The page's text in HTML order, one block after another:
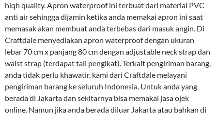
hiqh quality. Apron waterproof ini terbuat dari material PVC
anti air sehingga dijamin ketika anda memakai apron ini saat
memasak akan membuat anda terbebas dari masuk angin. Di
Craftdale menyediakan apron waterproof dengan ukuran
lebar 70 cm x panjang 80 cm dengan adjustable neck strap dan
waist strap (terdapat tali pengikat). Terkait pengiriman barang,
anda tidak perlu khawatir, kami dari Craftdale melayani
pengiriman barang ke seluruh Indonesia. Untuk anda yang
berada di Jakarta dan sekitarnya bisa memakai jasa ojek
online. Namun jika anda berada diluar Jakarta atau bahkan di